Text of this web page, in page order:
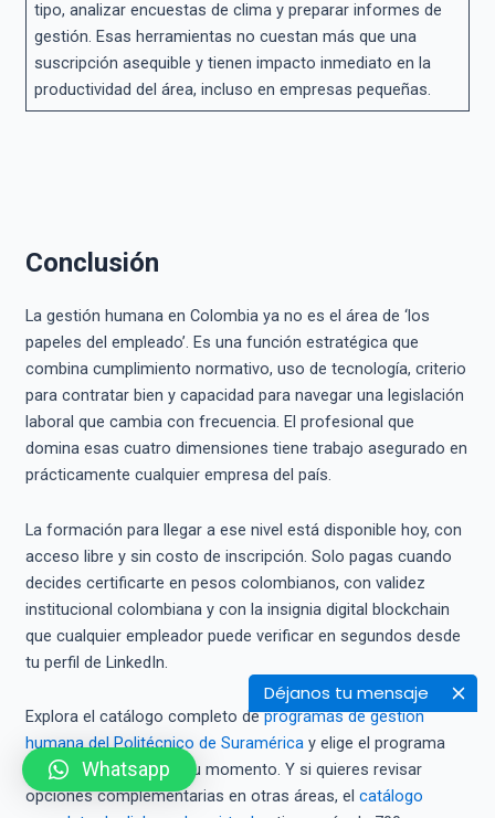
Déjanos tu mensaje
tipo, analizar encuestas de clima y preparar informes de
gestión. Esas herramientas no cuestan más que una
suscripción asequible y tienen impacto inmediato en la
productividad del área, incluso en empresas pequeñas.
Conclusión
La gestión humana en Colombia ya no es el área de ‘los
papeles del empleado’. Es una función estratégica que
combina cumplimiento normativo, uso de tecnología, criterio
para contratar bien y capacidad para navegar una legislación
laboral que cambia con frecuencia. El profesional que
domina esas cuatro dimensiones tiene trabajo asegurado en
prácticamente cualquier empresa del país.
La formación para llegar a ese nivel está disponible hoy, con
acceso libre y sin costo de inscripción. Solo pagas cuando
decides certificarte en pesos colombianos, con validez
institucional colombiana y con la insignia digital blockchain
que cualquier empleador puede verificar en segundos desde
tu perfil de LinkedIn.
Explora el catálogo completo deprogramas de gestión
humana del Politécnico de Suraméricay elige el programa
que mejor se ajusta a tu momento. Y si quieres revisar
opciones complementarias en otras áreas, el catálogo
Whatsapp